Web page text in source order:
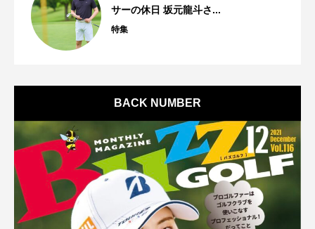
サーの休日 坂元龍斗さ...
特集
BACK NUMBER